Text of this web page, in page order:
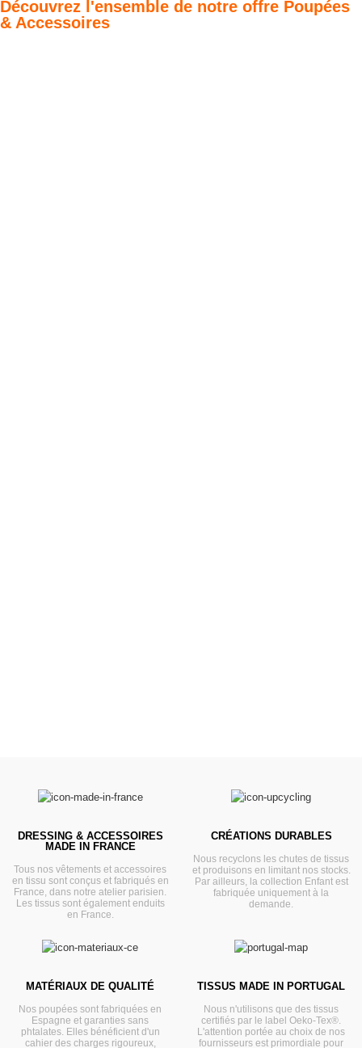
Découvrez l'ensemble de notre offre Poupées
& Accessoires
DRESSING & ACCESSOIRES
MADE IN FRANCE
Tous nos vêtements et accessoires
en tissu sont conçus et fabriqués en
France, dans notre atelier parisien.
Les tissus sont également enduits
en France.
CRÉATIONS DURABLES
Nous recyclons les chutes de tissus
et produisons en limitant nos stocks.
Par ailleurs, la collection Enfant est
fabriquée uniquement à la
demande.
MATÉRIAUX DE QUALITÉ
Nos poupées sont fabriquées en
Espagne et garanties sans
phtalates. Elles bénéficient d'un
cahier des charges rigoureux,
TISSUS MADE IN PORTUGAL
Nous n'utilisons que des tissus
certifiés par le label Oeko-Tex®.
L'attention portée au choix de nos
fournisseurs est primordiale pour